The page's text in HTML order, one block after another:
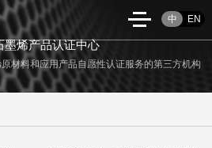
中 EN
墨烯产品认证中心
材料和应用产品自愿性认证服务的第三方机构